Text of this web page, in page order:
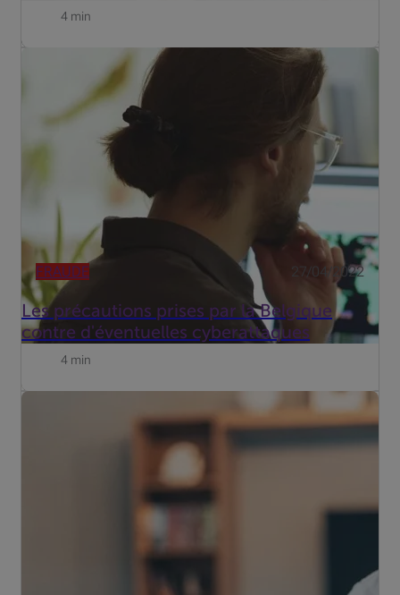
4 min
FRAUDE 27/04/2022
Les précautions prises par la Belgique
contre d'éventuelles cyberattaques
En 2022, les conflits se déroulent sur beaucoup plus de
fronts qu'il y a, grosso modo, cent ans. Une zone de
combat s'est également ouverte en ligne, et non
seulement l'Ukraine, mais aussi des pays occidentaux
comme la Bel...
4 min
Plus de 30.000 cas ont été enregistrés par la police en
2019, ce qui représente une augmentation de 29,2%
entre 2018 et 2019. La cybercriminalité ne cesse